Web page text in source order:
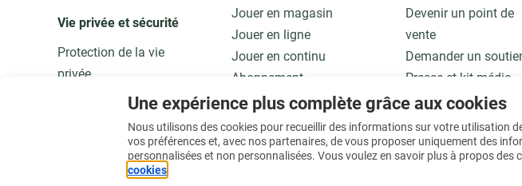
Une expérience plus complète grâce aux cookies
Nous utilisons des cookies pour recueillir des informations sur votre utilisation
vos préférences et, avec nos partenaires, de vous proposer uniquement des
personnalisées et non personnalisées. Vous voulez en savoir plus à propos des
cookies
Vie privée et sécurité
Protection de la vie
privée
Adaptez vos données
Jouer en magasin
Jouer en ligne
Jouer en continu
Abonnement
Application
Jouer responsable
En savoir plus
Devenir un point de
vente
Demander un
Presse et kit média
Notre modèle
En savoir plus